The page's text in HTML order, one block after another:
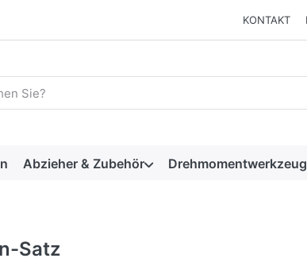
KONTAKT
ein. Während Sie tippen, erscheinen
Abzieher & Zubehör
Satz